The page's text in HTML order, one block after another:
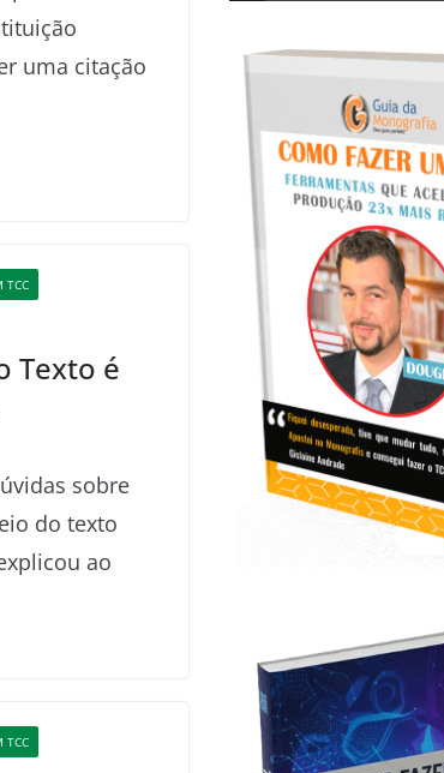
uma citação
TCC
Texto é
sobre
do texto
ao
TCC